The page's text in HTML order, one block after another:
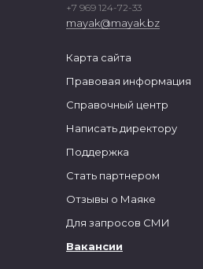
+7 969 124-72-33
mayak@mayak.bz
Карта сайта
Правовая информация
Справочный центр
Написать директору
Поддержка
Стать партнером
Отзывы о Маяке
Для запросов СМИ
Вакансии